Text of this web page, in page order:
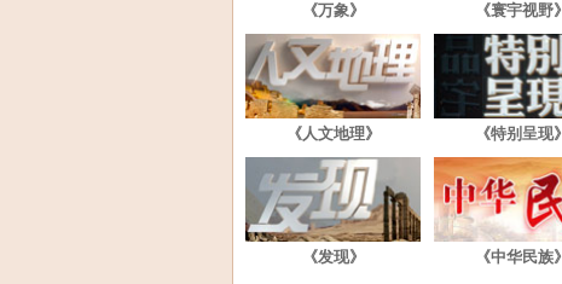
《万象》 《寰宇视野》
《人文地理》 《特别呈现》
《发现》 《中华民族》